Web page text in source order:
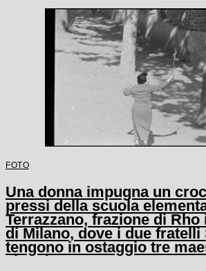
FOTO
Una donna impugna un
pressi della scuola
Terrazzano, frazione di
di Milano, dove i due fratelli
tengono in ostaggio tre
alunni